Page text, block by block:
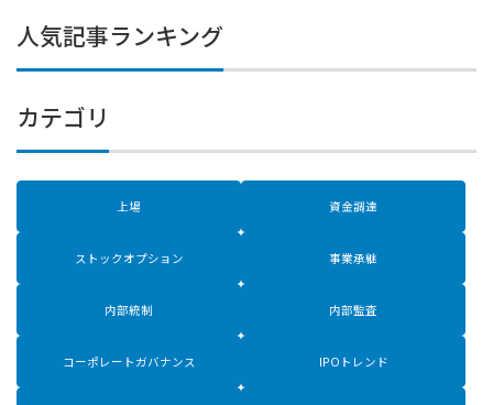
人気記事ランキング
カテゴリ
上場 資金調達
ストックオプション 事業承継
内部統制 内部監査
コーポレートガバナンス IPOトレンド